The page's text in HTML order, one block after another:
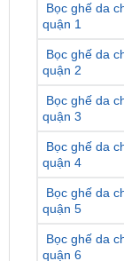
Bọc ghế da
quận 2
Bọc ghế da
quận 3
Bọc ghế da
quận 4
Bọc ghế da
quận 5
Bọc ghế da
quận 6
Bọc ghế da
quận Gò Vấp